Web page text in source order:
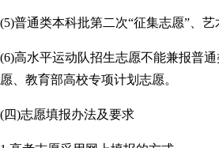
(5)普通类本科批第二次“征集志愿”、
(6)高水平运动队招生志愿不能兼报普
愿、教育部高校专项计划志愿。
(四)志愿填报办法及要求